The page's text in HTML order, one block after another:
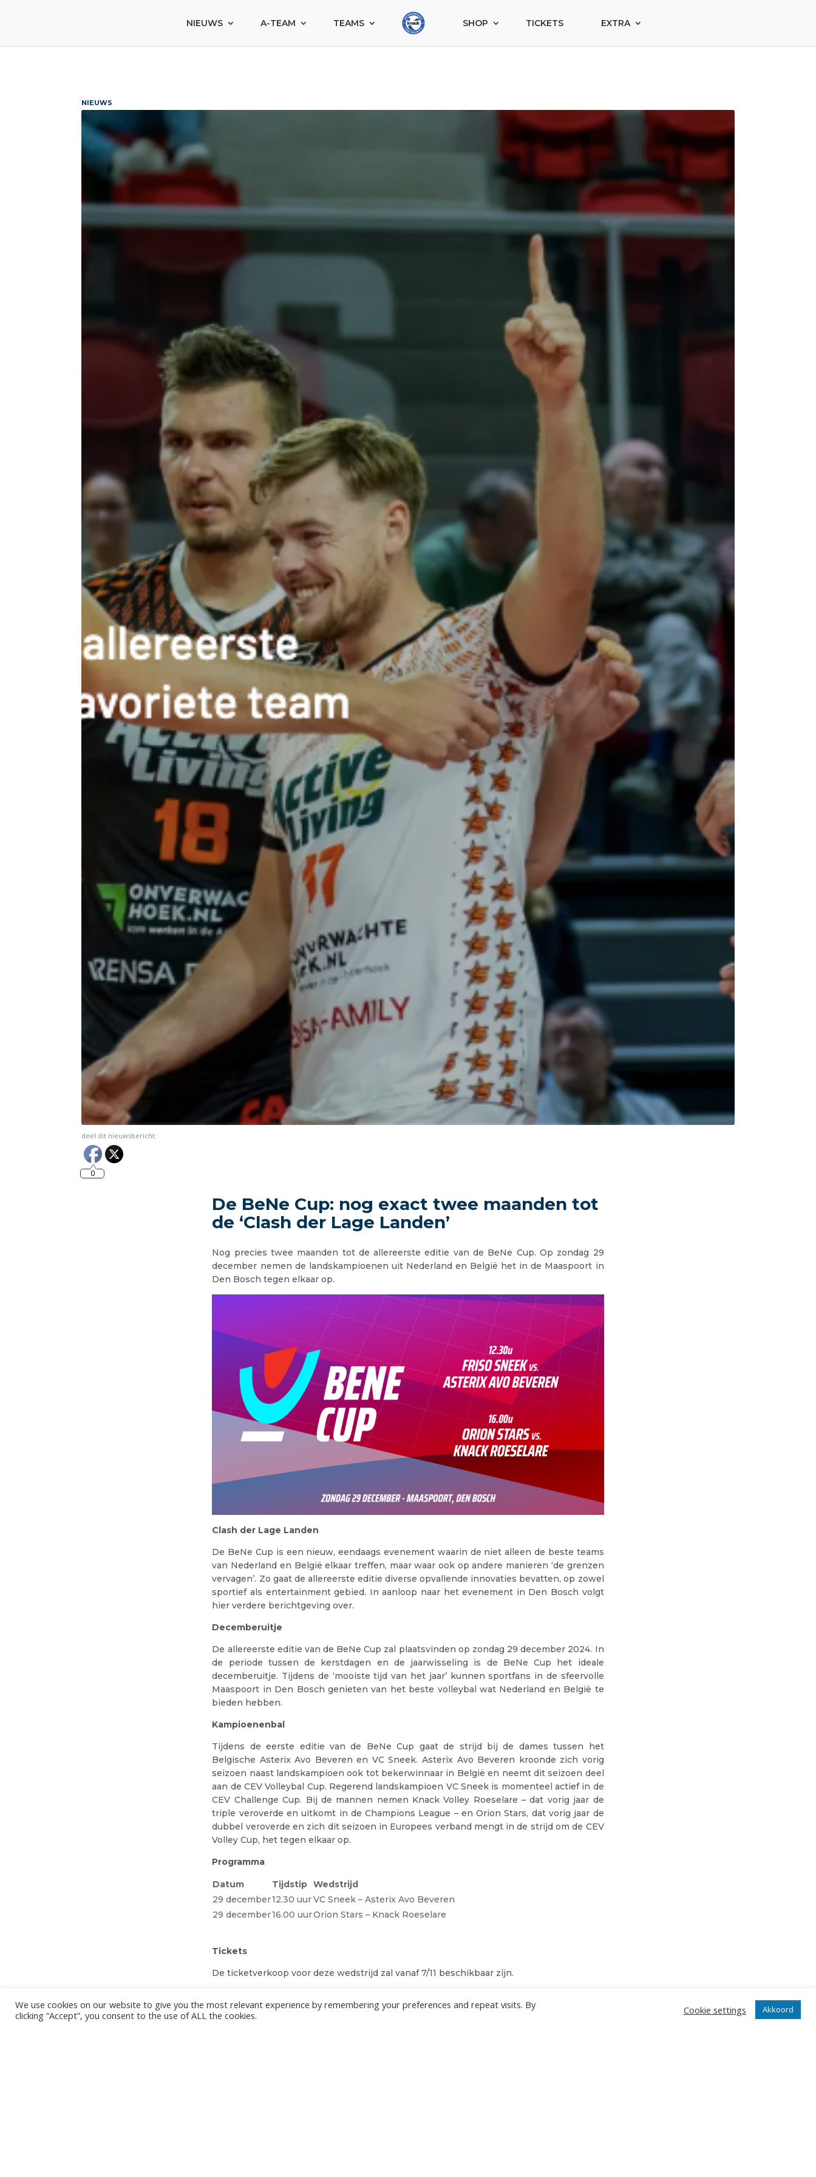
NIEUWS A-TEAM TEAMS SHOP TICKETS EXTRA
NIEUWS
deel dit nieuwsbericht:
0
De BeNe Cup: nog exact twee maanden tot
de ‘Clash der Lage Landen’
Nog precies twee maanden tot de allereerste editie van de BeNe Cup. Op zondag 29
december nemen de landskampioenen uit Nederland en België het in de Maaspoort in
Den Bosch tegen elkaar op.
Clash der Lage Landen
De BeNe Cup is een nieuw, eendaags evenement waarin de niet alleen de beste teams
van Nederland en België elkaar treffen, maar waar ook op andere manieren ‘de grenzen
vervagen’. Zo gaat de allereerste editie diverse opvallende innovaties bevatten, op zowel
sportief als entertainment gebied. In aanloop naar het evenement in Den Bosch volgt
hier verdere berichtgeving over.
Decemberuitje
De allereerste editie van de BeNe Cup zal plaatsvinden op zondag 29 december 2024. In
de periode tussen de kerstdagen en de jaarwisseling is de BeNe Cup het ideale
decemberuitje. Tijdens de ‘mooiste tijd van het jaar’ kunnen sportfans in de sfeervolle
Maaspoort in Den Bosch genieten van het beste volleybal wat Nederland en België te
bieden hebben.
Kampioenenbal
Tijdens de eerste editie van de BeNe Cup gaat de strijd bij de dames tussen het
Belgische Asterix Avo Beveren en VC Sneek. Asterix Avo Beveren kroonde zich vorig
seizoen naast landskampioen ook tot bekerwinnaar in België en neemt dit seizoen deel
aan de CEV Volleybal Cup. Regerend landskampioen VC Sneek is momenteel actief in de
CEV Challenge Cup. Bij de mannen nemen Knack Volley Roeselare – dat vorig jaar de
triple veroverde en uitkomt in de Champions League – en Orion Stars, dat vorig jaar de
dubbel veroverde en zich dit seizoen in Europees verband mengt in de strijd om de CEV
Volley Cup, het tegen elkaar op.
Programma
Datum Tijdstip Wedstrijd
29 december12.30 uurVC Sneek – Asterix Avo Beveren
29 december16.00 uurOrion Stars – Knack Roeselare
Tickets
De ticketverkoop voor deze wedstrijd zal vanaf 7/11 beschikbaar zijn.
eventueel broodje en drank op de bus). Meer nieuws volgt hierover via onze
gebruikelijke kanalen.
We use cookies on our website to give you the most relevant experience by remembering your preferences and repeat visits. By
clicking “Accept”, you consent to the use of ALL the cookies.
Cookie settings Akkoord